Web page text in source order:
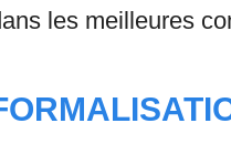
les meilleures